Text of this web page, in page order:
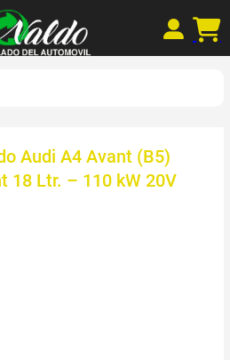
Audi A4 Avant (B5)
18 Ltr. – 110 kW 20V